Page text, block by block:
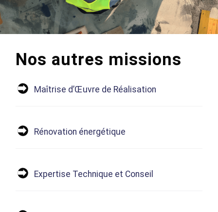
Nos autres missions
Maîtrise d’Œuvre de Réalisation
Rénovation énergétique
Expertise Technique et Conseil